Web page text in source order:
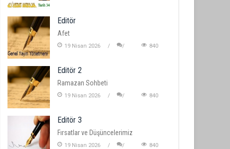
Editör
Afet
19 Nisan 2026 840
Editör 2
Ramazan Sohbeti
19 Nisan 2026 840
Editör 3
Fırsatlar ve Düşüncelerimiz
19 Nisan 2026 840